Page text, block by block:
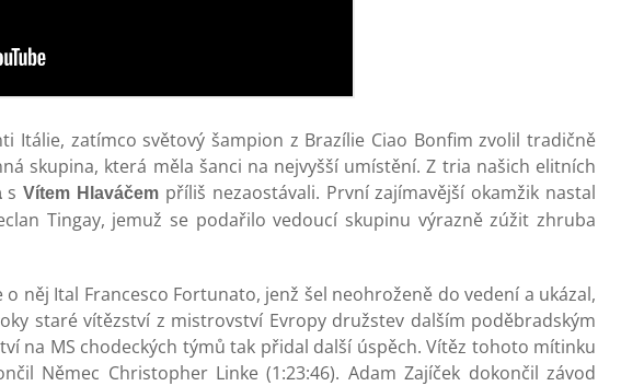
Itálie, zatímco světový šampion z Brazílie Ciao Bonfim zvolil tradičně
skupina, která měla šanci na nejvyšší umístění. Z tria našich elitních
sVítem Hlaváčem příliš nezaostávali. První zajímavější okamžik nastal
Tingay, jemuž se podařilo vedoucí skupinu výrazně zúžit zhruba
Ital Francesco Fortunato, jenž šel neohroženě do vedení a ukázal,
staré vítězství z mistrovství Evropy družstev dalším poděbradským
na MS chodeckých týmů tak přidal další úspěch. Vítěz tohoto mítinku
Němec Christopher Linke (1:23:46). Adam Zajíček dokončil závod